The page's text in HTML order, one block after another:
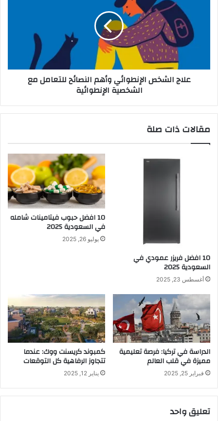
علاج الشخص الإنطوائي وأهم النصائح للتعامل مع
الشخصية الإنطوائية
مقالات ذات صلة
10 افضل فريزر عمودي​ في
السعودية​ 2025
أغسطس 23, 2025
10 افضل حبوب فيتامينات شامله​
في السعودية 2025
يوليو 26, 2025
الدراسة في تركيا: فرصة تعليمية
مميزة في قلب العالم
فبراير 25, 2025
كمبوند كريسنت ووك: عندما
تتجاوز الرفاهية كل التوقعات
يناير 12, 2025
تعليق واحد